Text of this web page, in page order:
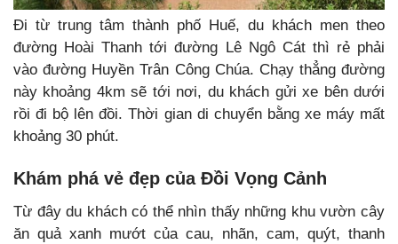
Đi từ trung tâm thành phố Huế, du khách men theo
đường Hoài Thanh tới đường Lê Ngô Cát thì rẻ phải
vào đường Huyền Trân Công Chúa. Chạy thẳng đường
này khoảng 4km sẽ tới nơi, du khách gửi xe bên dưới
rồi đi bộ lên đồi. Thời gian di chuyển bằng xe máy mất
khoảng 30 phút.
Khám phá vẻ đẹp của Đồi Vọng Cảnh
Từ đây du khách có thể nhìn thấy những khu vườn cây
ăn quả xanh mướt của cau, nhãn, cam, quýt, thanh